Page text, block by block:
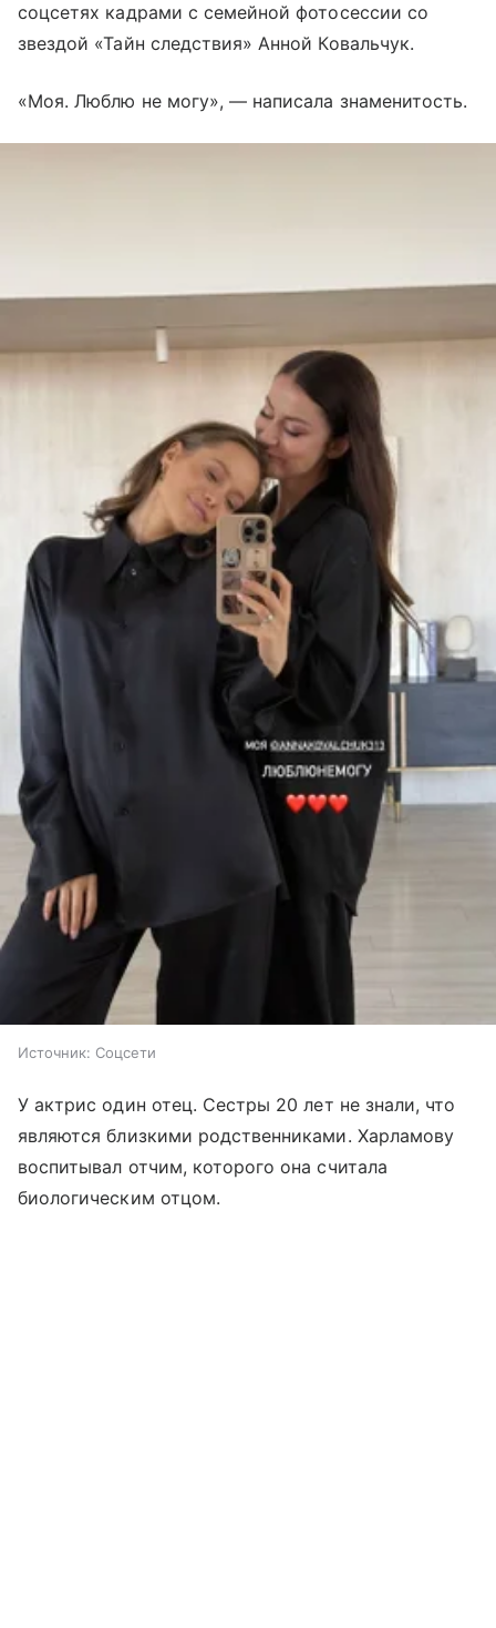
соцсетях кадрами с семейной фотосессии со
звездой «Тайн следствия» Анной Ковальчук.
«Моя. Люблю не могу», — написала знаменитость.
Источник: Соцсети
У актрис один отец. Сестры 20 лет не знали, что
являются близкими родственниками. Харламову
воспитывал отчим, которого она считала
биологическим отцом.